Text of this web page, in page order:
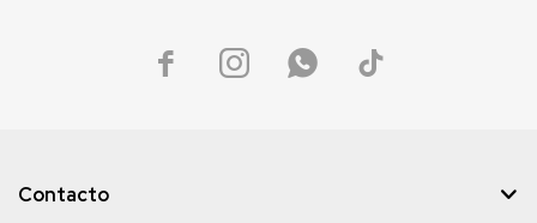
   
Contacto